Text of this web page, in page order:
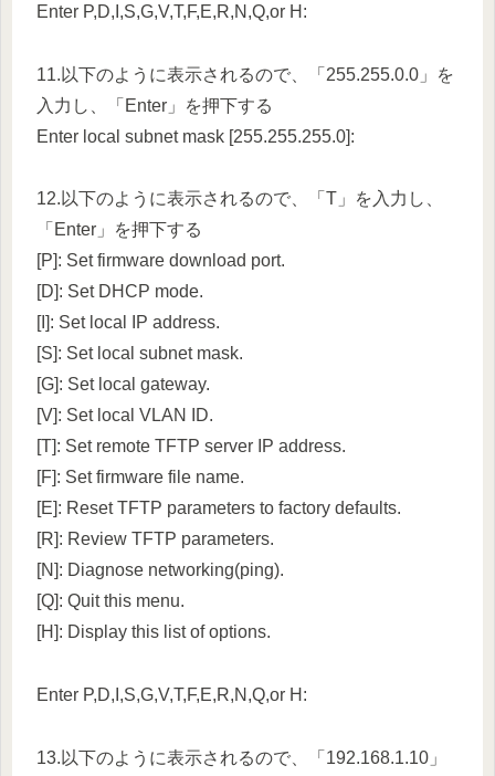
Enter P,D,I,S,G,V,T,F,E,R,N,Q,or H:
11.以下のように表示されるので、「255.255.0.0」を
入力し、「Enter」を押下する
Enter local subnet mask [255.255.255.0]:
12.以下のように表示されるので、「T」を入力し、
「Enter」を押下する
[P]: Set firmware download port.
[D]: Set DHCP mode.
[I]: Set local IP address.
[S]: Set local subnet mask.
[G]: Set local gateway.
[V]: Set local VLAN ID.
[T]: Set remote TFTP server IP address.
[F]: Set firmware file name.
[E]: Reset TFTP parameters to factory defaults.
[R]: Review TFTP parameters.
[N]: Diagnose networking(ping).
[Q]: Quit this menu.
[H]: Display this list of options.
Enter P,D,I,S,G,V,T,F,E,R,N,Q,or H:
13.以下のように表示されるので、「192.168.1.10」